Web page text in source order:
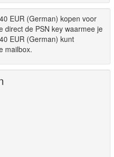
EUR (German) kopen voor
direct de PSN key waarmee je
EUR (German) kunt
mailbox.